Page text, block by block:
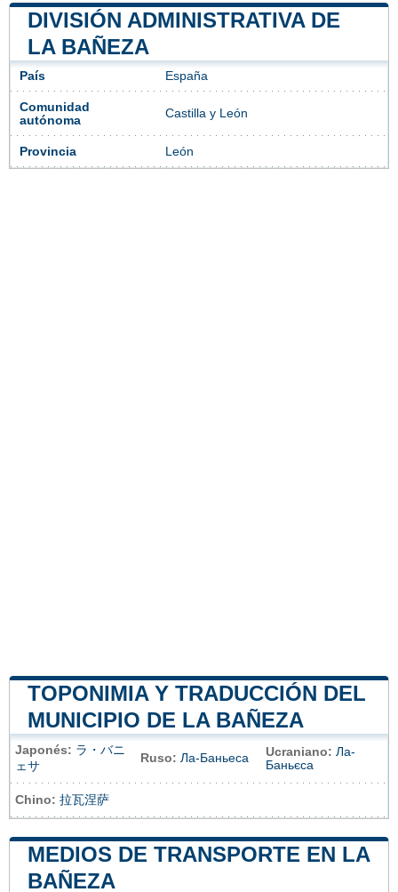
DIVISIÓN ADMINISTRATIVA DE
LA BAÑEZA
País España
Comunidad
autónoma
Castilla y León
Provincia León
TOPONIMIA Y TRADUCCIÓN DEL
MUNICIPIO DE LA BAÑEZA
Japonés: ラ・バニ
ェサ
Ruso: Ла-Баньеса Ucraniano: Ла-
Баньєса
Chino: 拉瓦涅萨
MEDIOS DE TRANSPORTE EN LA
BAÑEZA